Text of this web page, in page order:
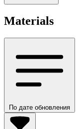
Materials
По дате обновления